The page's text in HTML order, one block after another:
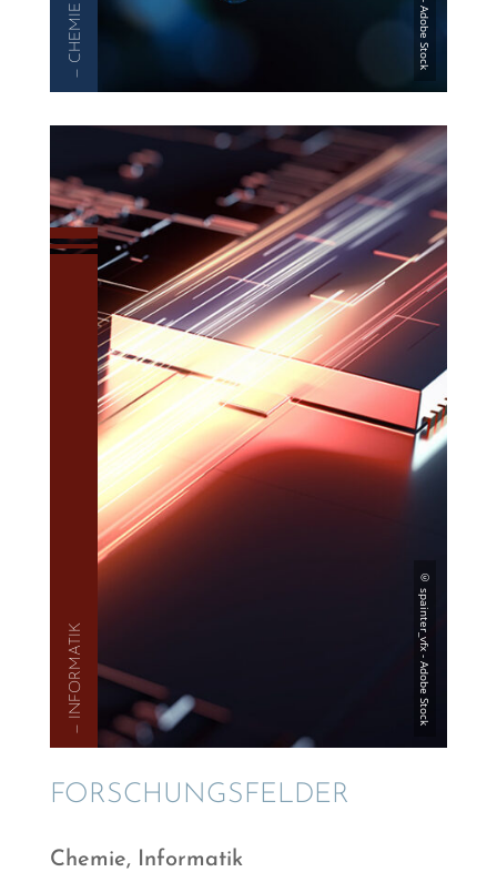
— CHEMIE
— INFOR­MA­TIK
FORSCHUNGS­FEL­DER
Chemie, Infor­ma­tik